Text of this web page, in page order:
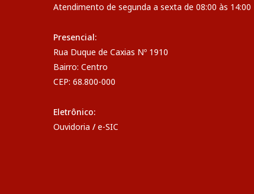
Atendimento de segunda a sexta de 08:00 às 14:00
Presencial:
Rua Duque de Caxias Nº 1910
Bairro: Centro
CEP: 68.800-000
Eletrônico:
Ouvidoria / e-SIC